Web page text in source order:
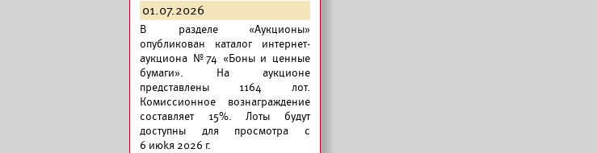
01.07.2026
В разделе «Аукционы»
опубликован каталог интернет-
аукциона №74 «Боны и ценные
бумаги». На аукционе
представлены 1164 лот.
Комиссионное вознаграждение
составляет 15%. Лоты будут
доступны для просмотра с
6 июkя 2026 г.